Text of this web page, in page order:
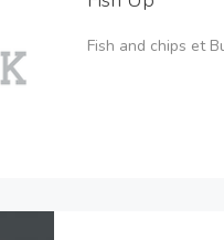
Fish and chips et